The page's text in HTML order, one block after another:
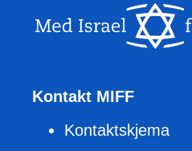
Kontakt MIFF
Kontaktskjema